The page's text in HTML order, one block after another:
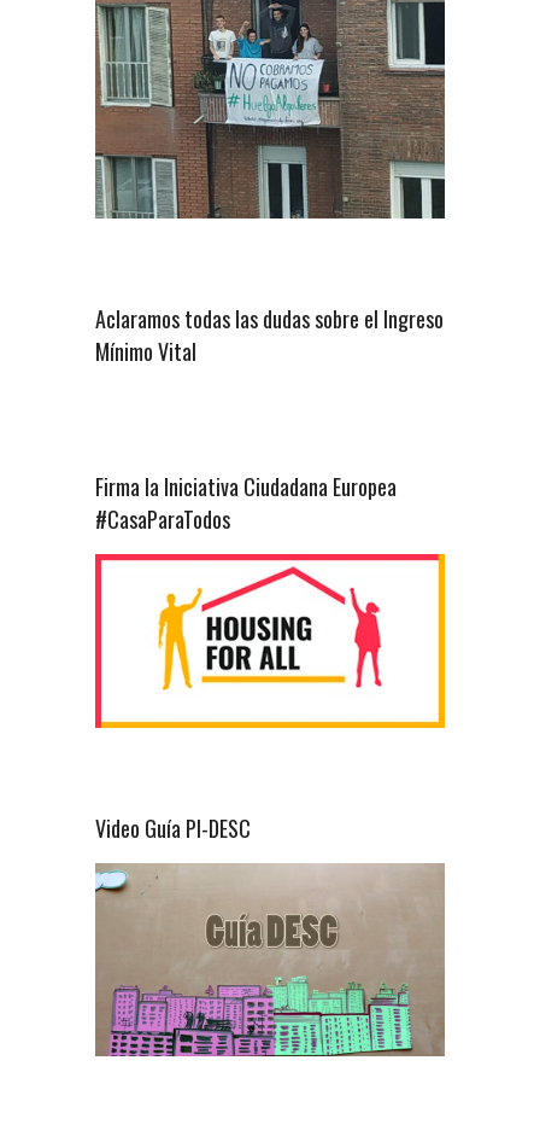
Aclaramos todas las dudas sobre el Ingreso
Mínimo Vital
Firma la Iniciativa Ciudadana Europea
#CasaParaTodos
Video Guía PI-DESC